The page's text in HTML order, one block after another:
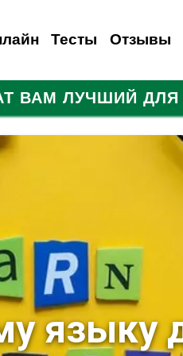
Русский Польский
Турецкий
Для иностранцев
Тесты Отзывы
ВАМ ЛУЧШИЙ ДЛЯ
языку